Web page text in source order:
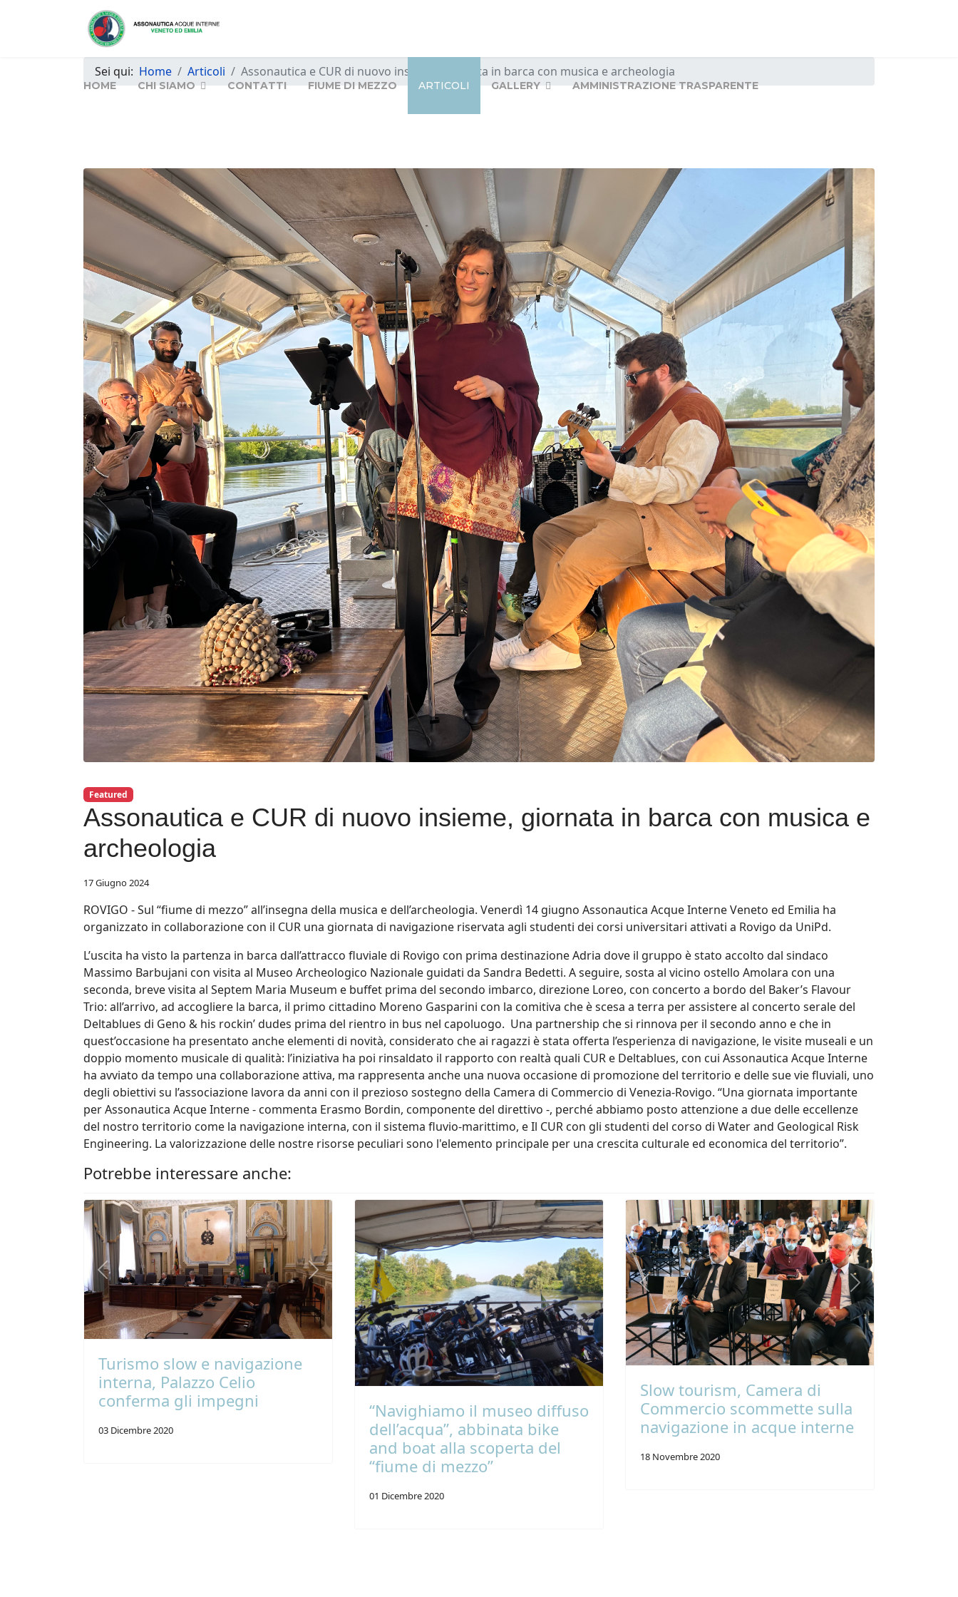
HOME CHI SIAMO CONTATTI FIUME DI MEZZO ARTICOLI GALLERY AMMINISTRAZIONE TRASPARENTE
Sei qui: Home Articoli Assonautica e CUR di nuovo insieme, giornata in barca con musica e archeologia
Featured
Assonautica e CUR di nuovo insieme, giornata in barca con musica e
archeologia
17 Giugno 2024
ROVIGO - Sul “fiume di mezzo” all’insegna della musica e dell’archeologia. Venerdì 14 giugno Assonautica Acque Interne Veneto ed Emilia ha
organizzato in collaborazione con il CUR una giornata di navigazione riservata agli studenti dei corsi universitari attivati a Rovigo da UniPd.
L’uscita ha visto la partenza in barca dall’attracco fluviale di Rovigo con prima destinazione Adria dove il gruppo è stato accolto dal sindaco
Massimo Barbujani con visita al Museo Archeologico Nazionale guidati da Sandra Bedetti. A seguire, sosta al vicino ostello Amolara con una
seconda, breve visita al Septem Maria Museum e buffet prima del secondo imbarco, direzione Loreo, con concerto a bordo del Baker’s Flavour
Trio: all’arrivo, ad accogliere la barca, il primo cittadino Moreno Gasparini con la comitiva che è scesa a terra per assistere al concerto serale del
Deltablues di Geno & his rockin’ dudes prima del rientro in bus nel capoluogo. Una partnership che si rinnova per il secondo anno e che in
quest’occasione ha presentato anche elementi di novità, considerato che ai ragazzi è stata offerta l’esperienza di navigazione, le visite museali e un
doppio momento musicale di qualità: l’iniziativa ha poi rinsaldato il rapporto con realtà quali CUR e Deltablues, con cui Assonautica Acque Interne
ha avviato da tempo una collaborazione attiva, ma rappresenta anche una nuova occasione di promozione del territorio e delle sue vie fluviali, uno
degli obiettivi su l’associazione lavora da anni con il prezioso sostegno della Camera di Commercio di Venezia-Rovigo. “Una giornata importante
per Assonautica Acque Interne - commenta Erasmo Bordin, componente del direttivo -, perché abbiamo posto attenzione a due delle eccellenze
del nostro territorio come la navigazione interna, con il sistema fluvio-marittimo, e Il CUR con gli studenti del corso di Water and Geological Risk
Engineering. La valorizzazione delle nostre risorse peculiari sono l'elemento principale per una crescita culturale ed economica del territorio”.
Potrebbe interessare anche:
Previous Next
Turismo slow e navigazione
interna, Palazzo Celio
conferma gli impegni
03 Dicembre 2020
“Navighiamo il museo diffuso
dell’acqua”, abbinata bike
and boat alla scoperta del
“fiume di mezzo”
01 Dicembre 2020
Previous Next
Slow tourism, Camera di
Commercio scommette sulla
navigazione in acque interne
18 Novembre 2020